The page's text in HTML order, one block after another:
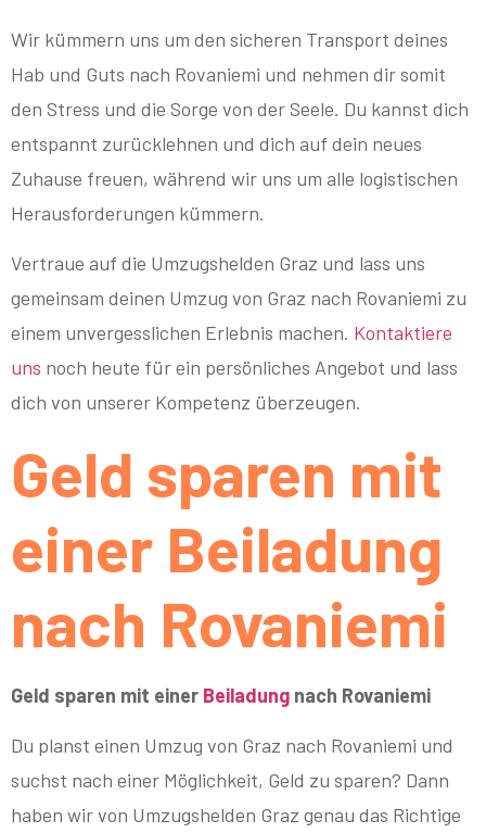
Wir kümmern uns um den sicheren Transport deines
Hab und Guts nach Rovaniemi und nehmen dir somit
den Stress und die Sorge von der Seele. Du kannst dich
entspannt zurücklehnen und dich auf dein neues
Zuhause freuen, während wir uns um alle logistischen
Herausforderungen kümmern.
Vertraue auf die Umzugshelden Graz und lass uns
gemeinsam deinen Umzug von Graz nach Rovaniemi zu
einem unvergesslichen Erlebnis machen. Kontaktiere
uns noch heute für ein persönliches Angebot und lass
dich von unserer Kompetenz überzeugen.
Geld sparen mit
einer Beiladung
nach Rovaniemi
Geld sparen mit einer Beiladung nach Rovaniemi
Du planst einen Umzug von Graz nach Rovaniemi und
suchst nach einer Möglichkeit, Geld zu sparen? Dann
haben wir von Umzugshelden Graz genau das Richtige